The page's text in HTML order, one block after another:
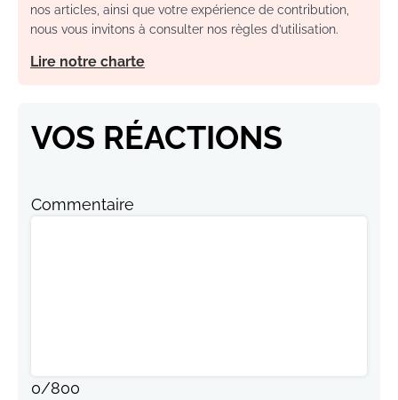
nos articles, ainsi que votre expérience de contribution,
nous vous invitons à consulter nos règles d’utilisation.
Lire notre charte
VOS RÉACTIONS
Commentaire
0/800